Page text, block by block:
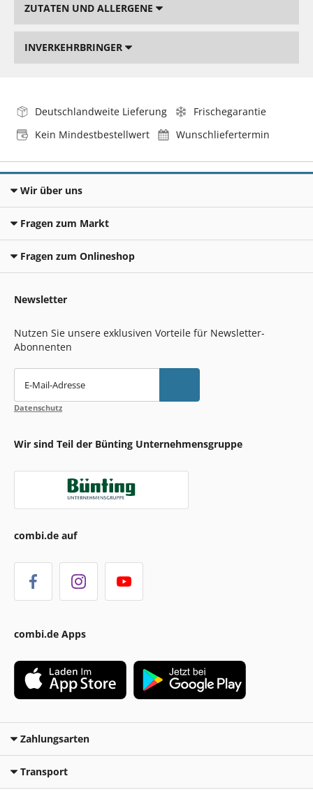
ZUTATEN UND ALLERGENE
INVERKEHRBRINGER
Deutschlandweite Lieferung
Frischegarantie
Kein Mindestbestellwert
Wunschliefertermin
Wir über uns
Fragen zum Markt
Fragen zum Onlineshop
Newsletter
Nutzen Sie unsere exklusiven Vorteile für Newsletter-
Abonnenten
E-Mail-Adresse
Datenschutz
Wir sind Teil der Bünting Unternehmensgruppe
combi.de auf
combi.de Apps
Zahlungsarten
Transport